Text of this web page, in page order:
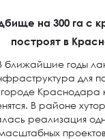
на 300 га с
построят в
ближайшие годы
для
Краснодара
В районе
реализация